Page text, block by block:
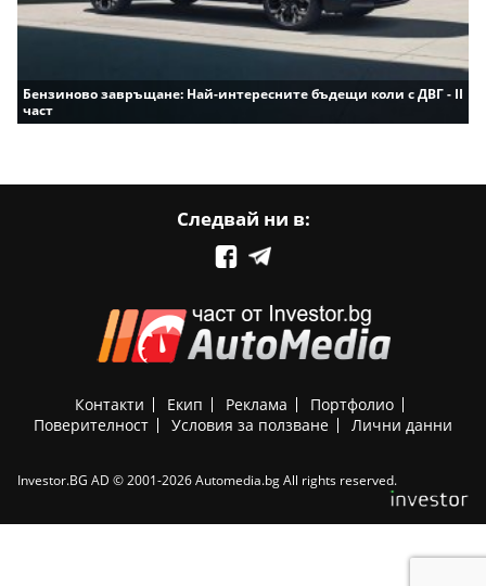
Бензиново завръщане: Най-интересните бъдещи коли с ДВГ - II
част
Следвай ни в:
Контакти Екип Реклама
Портфолио
Поверителност
Условия за ползване Лични данни
Investor.BG AD © 2001-2026 Automedia.bg All rights reserved.